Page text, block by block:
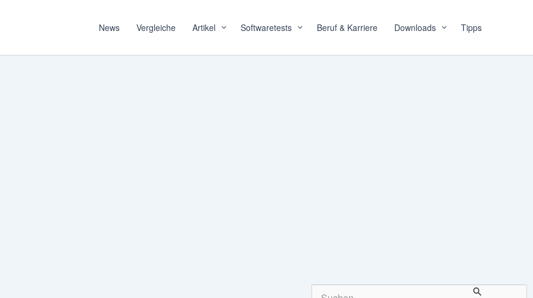
News Vergleiche Artikel Softwaretests Beruf & Karriere Downloads Tipps